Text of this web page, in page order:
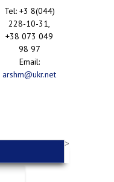
Tel: +3 8(044)
228-10-31,
+38 073 049
98 97
Email:
arshm@ukr.net
>